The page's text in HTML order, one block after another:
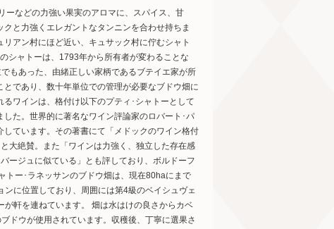
ーなどの力強い果実のアロマに、スパイス、甘
と力強くエレガントなタンニンを合わせ持ちま
アン村にほど近い、キュサック村に佇むシャト
シャトーは、1793年から所有者が変わることな
もあった、由緒正しい家柄であるブテイエ家が所
であり、数十年単位での管理が必要なブドウ畑に
ワインは、格付け以下のプティ･シャトーとして
た。世界的に著名なワイン評論家のロバート･パ
ています。その著書にて「メドックのワイン格付
大絶賛。また「ワインは力強く、独立した存在感
ージュに似ている」とも評しており、ボルドーフ
トー･ラネッサンのブドウ畑は、現在80haにまで
に位置しており、周囲には第4級のベイシュヴェ
軒を連ねています。 畑は水はけの良さからカベ
ドウが使用されています。収穫後、丁寧に選果さ